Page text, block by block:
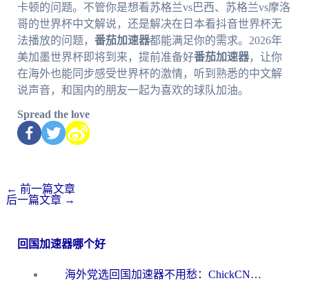
卡顿的问题。不管你是想看苏格兰vs巴西、苏格兰vs摩洛
哥的世界杯中文解说，还是解决在日本看抖音世界杯无
法播放的问题， 番茄加速器都能满足你的需求。2026年
美加墨世界杯即将到来，提前准备好番茄加速器，让你
在海外也能同步感受世界杯的激情，听到熟悉的中文解
说声音，和国内的朋友一起为喜欢的球队加油。
Spread the love
← 前一篇文章
后一篇文章 →
回国加速器哪个好
海外党选回国加速器不用愁：ChickCN和洞见哪个好？一篇搞定所有疑问